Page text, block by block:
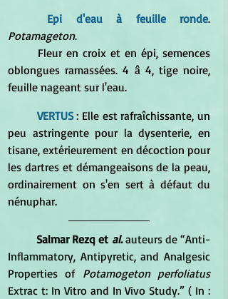
Epi d'eau à feuille ronde.
Potamageton.
oblongues ramassées. 4 â 4, tige noire,
feuille nageant sur l'eau.
VERTUS : Elle est rafraîchissante, un
peu astringente pour la dysenterie, en
tisane, extérieurement en décoction pour
les dartres et démangeaisons de la peau,
ordinairement on s'en sert à défaut du
nénuphar.
Salmar Rezq et al. auteurs de “Anti-
Inflammatory, Antipyretic, and Analgesic
Properties of Potamogeton perfoliatus